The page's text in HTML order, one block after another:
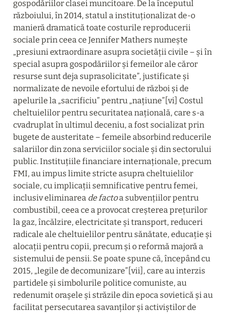
gospodăriilor clasei muncitoare. De la începutul
războiului, în 2014, statul a instituționalizat de-o
manieră dramatică toate costurile reproducerii
sociale prin ceea ce Jennifer Mathers numește
„presiuni extraordinare asupra societății civile – și în
special asupra gospodăriilor și femeilor ale căror
resurse sunt deja suprasolicitate”, justificate și
normalizate de nevoile efortului de război și de
apelurile la „sacrificiu” pentru „națiune”[vi] Costul
cheltuielilor pentru securitatea națională, care s-a
cvadruplat în ultimul deceniu, a fost socializat prin
bugete de austeritate – femeile absorbind reducerile
salariilor din zona serviciilor sociale și din sectorului
public. Instituțiile financiare internaționale, precum
FMI, au impus limite stricte asupra cheltuielilor
sociale, cu implicații semnificative pentru femei,
inclusiv eliminarea de facto a subvențiilor pentru
combustibil, ceea ce a provocat creșterea prețurilor
la gaz, încălzire, electricitate și transport, reduceri
radicale ale cheltuielilor pentru sănătate, educație și
alocații pentru copii, precum și o reformă majoră a
sistemului de pensii. Se poate spune că, începând cu
2015, „legile de decomunizare”[vii], care au interzis
partidele și simbolurile politice comuniste, au
redenumit orașele și străzile din epoca sovietică și au
facilitat persecutarea savanților și activiștilor de